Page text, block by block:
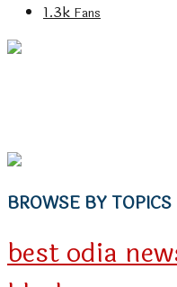
1.3kFans
BROWSE BY TOPICS
best odia